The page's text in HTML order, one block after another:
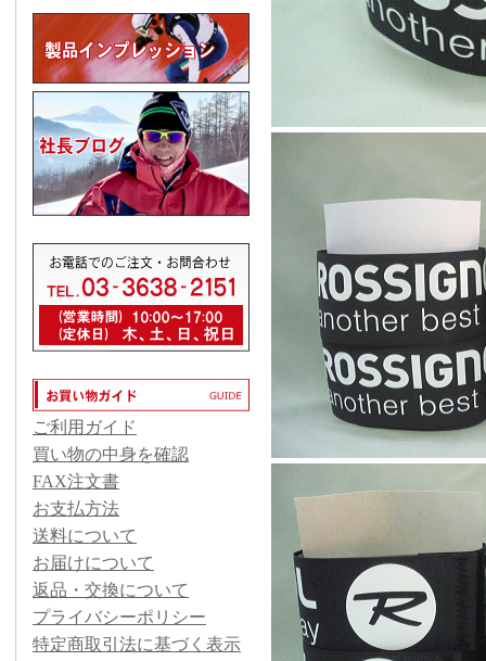
ご利用ガイド
買い物の中身を確認
FAX注文書
お支払方法
送料について
お届けについて
返品・交換について
プライバシーポリシー
特定商取引法に基づく表示